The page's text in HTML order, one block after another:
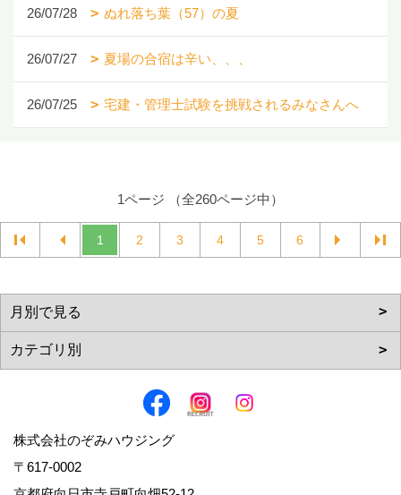
26/07/28 ぬれ落ち葉（57）の夏
26/07/27 夏場の合宿は辛い、、、
26/07/25 宅建・管理士試験を挑戦されるみなさんへ
1ページ （全260ページ中）
1 2 3 4 5 6
株式会社のぞみハウジング
〒617-0002